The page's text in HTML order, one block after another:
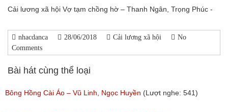
Cải lương xã hội Vợ tạm chồng hờ – Thanh Ngân, Trọng Phúc -
nhacdanca 28/06/2018 Cải lương xã hội
No
Comments
Bài hát cùng thể loại
Bông Hồng Cài Áo – Vũ Linh, Ngọc Huyền (Lượt nghe: 541)